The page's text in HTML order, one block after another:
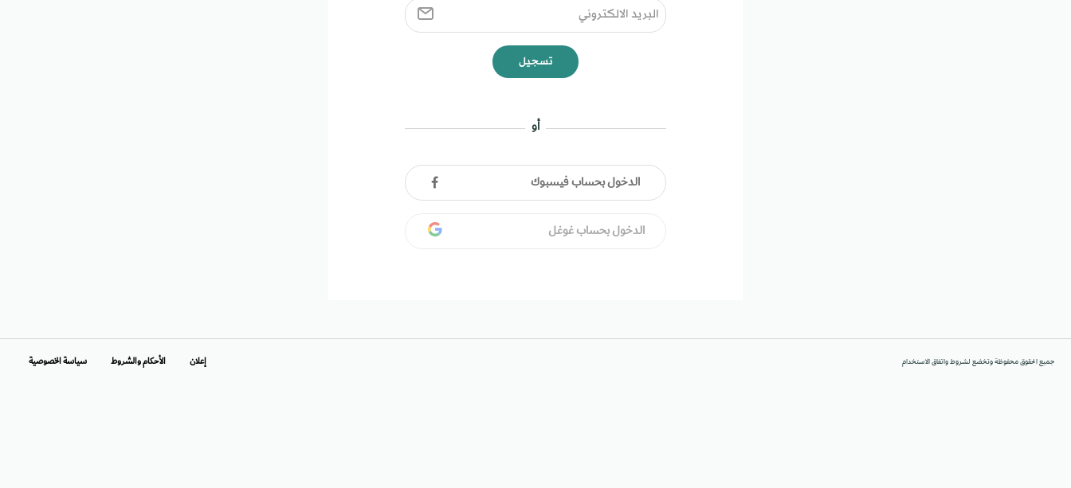
تسجيل
أو
الدخول بحساب فيسبوك
الدخول بحساب غوغل
جميع الحقوق محفوظة وتخضع لشروط واتفاق الاستخدام إعلان الأحكام والشروط سياسة الخصوصية